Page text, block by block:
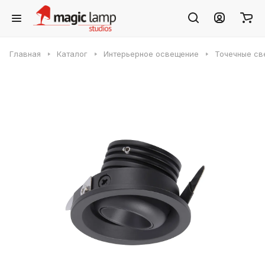
Главная Каталог Интерьерное освещение Точечные